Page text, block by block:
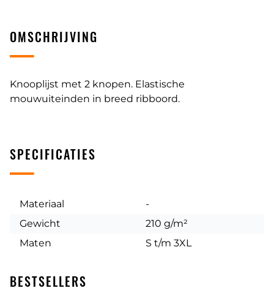
OMSCHRIJVING
Knooplijst met 2 knopen. Elastische
mouwuiteinden in breed ribboord.
SPECIFICATIES
Materiaal
-
Gewicht
210 g/m²
Maten
S t/m 3XL
BESTSELLERS